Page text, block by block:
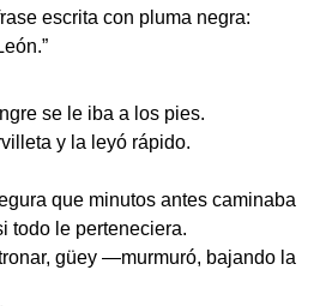
escrita con pluma negra:
se le iba a los pies.
y la leyó rápido.
que minutos antes caminaba
todo le perteneciera.
güey —murmuró, bajando la